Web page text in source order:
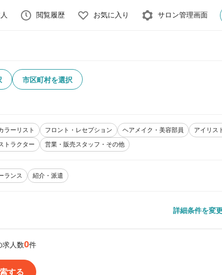
閲覧履歴 お気に入り サロン管理画面
市区町村を選択
ラーリスト フロント・レセプション ヘアメイク・美容部員
アイリス
トラクター 営業・販売スタッフ・その他
ランス 紹介・派遣
詳細条件を変
求人数0件
する